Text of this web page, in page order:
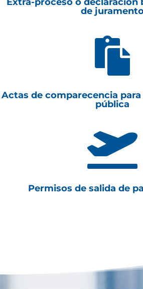
de

Actas de comparecencia
pública

Permisos de salida de